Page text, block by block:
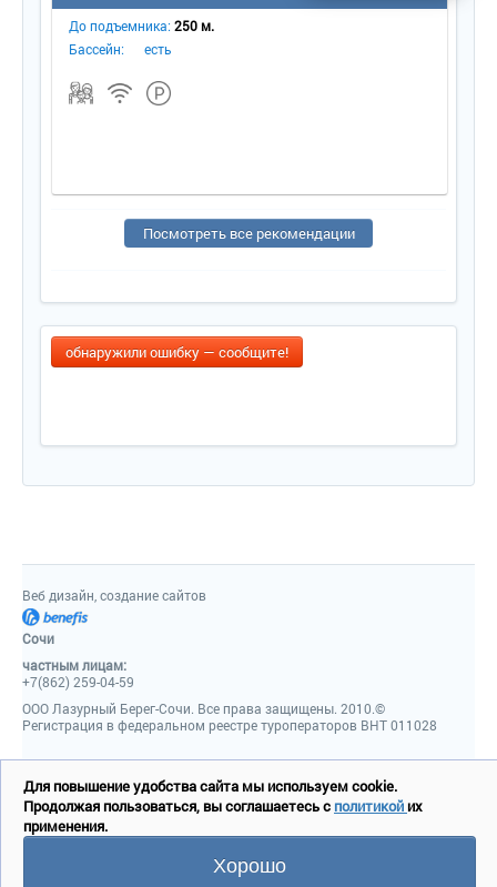
До подъемника: 250 м.
Бассейн:
есть
Посмотреть все рекомендации
обнаружили ошибку — сообщите!
Веб дизайн, создание сайтов
Сочи
частным лицам:
+7(862) 259-04-59
ООО Лазурный Берег-Сочи. Все права защищены. 2010.©
Регистрация в федеральном реестре туроператоров ВНТ 011028
Для повышение удобства сайта мы используем cookie.
Продолжая пользоваться, вы соглашаетесь с политикойих
применения.
Хорошо